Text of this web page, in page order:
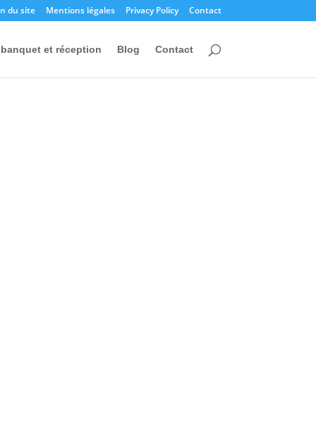
du site Mentions légales Privacy Policy Contact
et réception Blog Contact